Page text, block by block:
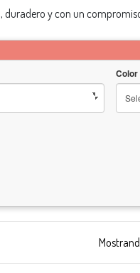
y con un
Color